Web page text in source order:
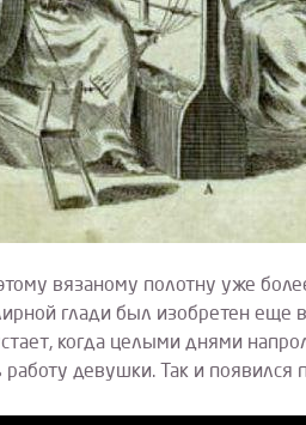
вязаному полотну уже
глади был изобретен
когда целыми днями
девушки. Так и появился